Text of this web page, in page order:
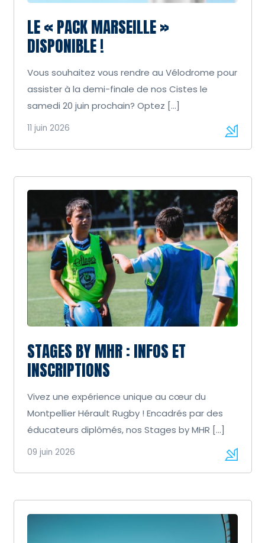
LE « PACK MARSEILLE »
DISPONIBLE !
Vous souhaitez vous rendre au Vélodrome pour
assister à la demi-finale de nos Cistes le
samedi 20 juin prochain? Optez […]
11 juin 2026
STAGES BY MHR : INFOS ET
INSCRIPTIONS
Vivez une expérience unique au cœur du
Montpellier Hérault Rugby ! Encadrés par des
éducateurs diplômés, nos Stages by MHR […]
09 juin 2026